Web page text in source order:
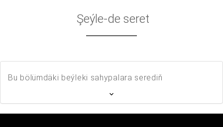
Şeýle-de seret
Bu bölümdäki beýleki sahypalara serediň